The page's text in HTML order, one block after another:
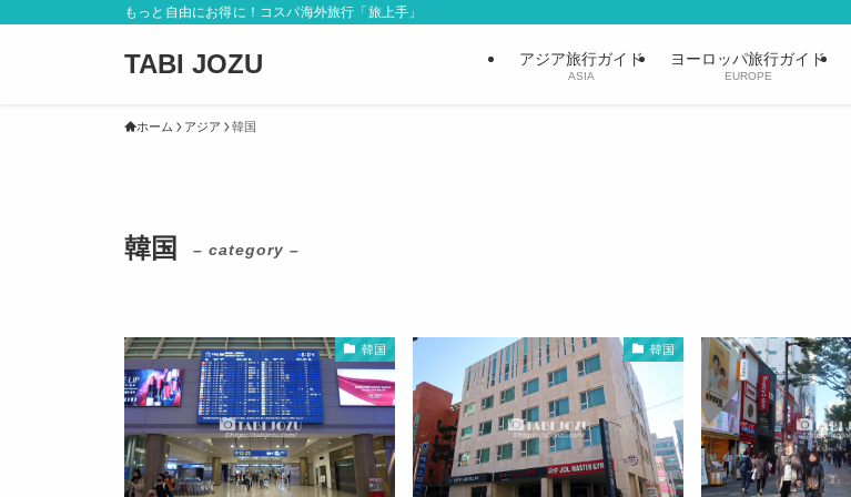
もっと自由にお得に！コスパ海外旅行「旅上手」
TABI JOZU アジア旅行ガイド
ASIA
ヨーロッパ旅行ガイド
EUROPE
ホーム アジア 韓国
韓国 – category –
韓国 韓国